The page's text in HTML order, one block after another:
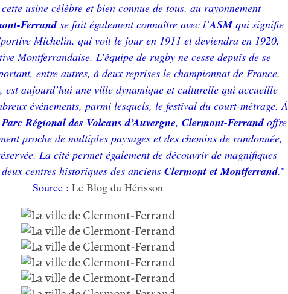
usine célèbre et bien connue de tous, au rayonnement
Ferrandse fait également connaître avec l’ASMqui signifie
Michelin, qui voit le jour en 1911 et deviendra en 1920,
Montferrandaise. L’équipe de rugby ne cesse depuis de se
entre autres, à deux reprises le championnat de France.
, est aujourd’hui une ville dynamique et culturelle qui accueille
événements, parmi lesquels, le festival du court-métrage. À
Parc Régional des Volcans d’Auvergne, Clermont-Ferrandoffre
proche de multiples paysages et des chemins de randonnée,
La cité permet également de découvrir de magnifiques
centres historiques des anciens Clermont et Montferrand."
Source : Le Blog du Hérisson